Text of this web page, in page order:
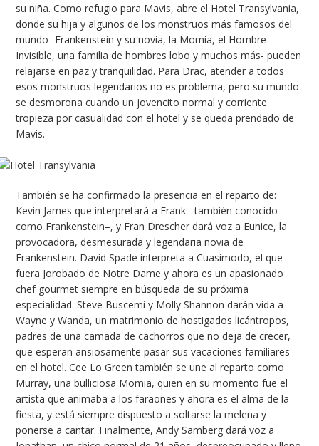
su niña. Como refugio para Mavis, abre el Hotel Transylvania,
donde su hija y algunos de los monstruos más famosos del
mundo -Frankenstein y su novia, la Momia, el Hombre
Invisible, una familia de hombres lobo y muchos más- pueden
relajarse en paz y tranquilidad. Para Drac, atender a todos
esos monstruos legendarios no es problema, pero su mundo
se desmorona cuando un jovencito normal y corriente
tropieza por casualidad con el hotel y se queda prendado de
Mavis.
También se ha confirmado la presencia en el reparto de:
Kevin James que interpretará a Frank –también conocido
como Frankenstein–, y Fran Drescher dará voz a Eunice, la
provocadora, desmesurada y legendaria novia de
Frankenstein. David Spade interpreta a Cuasimodo, el que
fuera Jorobado de Notre Dame y ahora es un apasionado
chef gourmet siempre en búsqueda de su próxima
especialidad. Steve Buscemi y Molly Shannon darán vida a
Wayne y Wanda, un matrimonio de hostigados licántropos,
padres de una camada de cachorros que no deja de crecer,
que esperan ansiosamente pasar sus vacaciones familiares
en el hotel. Cee Lo Green también se une al reparto como
Murray, una bulliciosa Momia, quien en su momento fue el
artista que animaba a los faraones y ahora es el alma de la
fiesta, y está siempre dispuesto a soltarse la melena y
ponerse a cantar. Finalmente, Andy Samberg dará voz a